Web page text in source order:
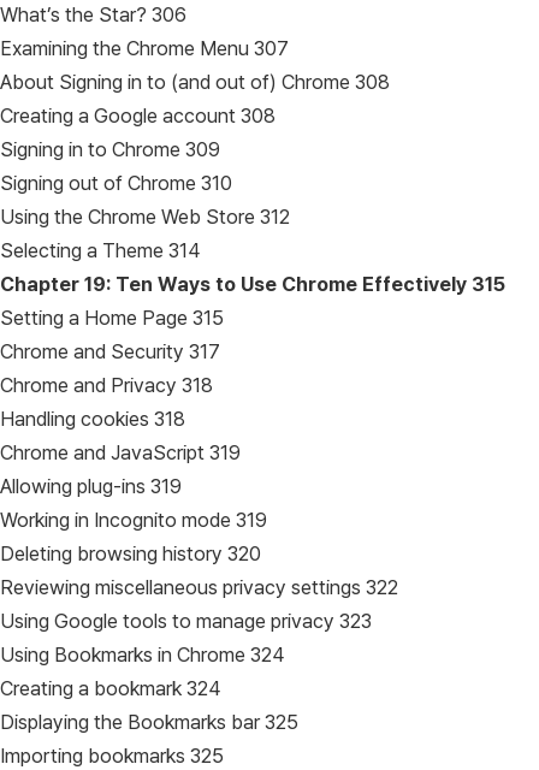
What’s the Star? 306
Examining the Chrome Menu 307
About Signing in to (and out of) Chrome 308
Creating a Google account 308
Signing in to Chrome 309
Signing out of Chrome 310
Using the Chrome Web Store 312
Selecting a Theme 314
Chapter 19: Ten Ways to Use Chrome Effectively 315
Setting a Home Page 315
Chrome and Security 317
Chrome and Privacy 318
Handling cookies 318
Chrome and JavaScript 319
Allowing plug-ins 319
Working in Incognito mode 319
Deleting browsing history 320
Reviewing miscellaneous privacy settings 322
Using Google tools to manage privacy 323
Using Bookmarks in Chrome 324
Creating a bookmark 324
Displaying the Bookmarks bar 325
Importing bookmarks 325